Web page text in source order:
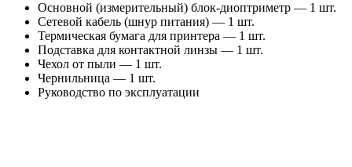
Основной (измерительный) блок-диоптриметр — 1 шт.
Сетевой кабель (шнур питания) — 1 шт.
Термическая бумага для принтера — 1 шт.
Подставка для контактной линзы — 1 шт.
Чехол от пыли — 1 шт.
Чернильница — 1 шт.
Руководство по эксплуатации